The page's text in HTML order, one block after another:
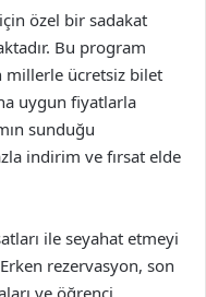
özel bir sadakat
Bu program
millerle ücretsiz bilet
uygun fiyatlarla
sunduğu
indirim ve fırsat elde
ile seyahat etmeyi
rezervasyon, son
ve öğrenci